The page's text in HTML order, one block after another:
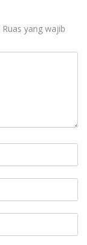
Ruas yang wajib